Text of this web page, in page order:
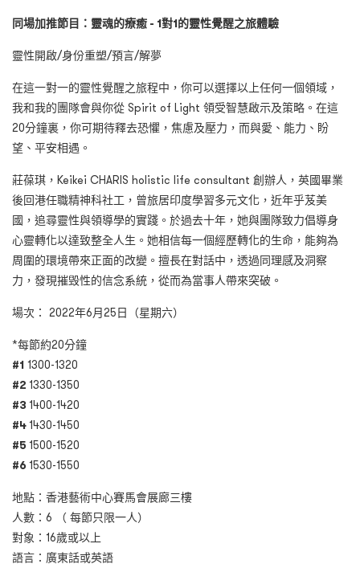
同場加推節目：靈魂的療癒 - 1對1的靈性覺醒之旅體驗
靈性開啟/身份重塑/預言/解夢
在這一對一的靈性覺醒之旅程中，你可以選擇以上任何一個領域，
我和我的團隊會與你從 Spirit of Light 領受智慧啟示及策略。在這
20分鐘裏，你可期待釋去恐懼，焦慮及壓力，而與愛、能力、盼
望、平安相遇。
莊葆琪，Keikei CHARIS holistic life consultant 創辦人，英國畢業
後回港任職精神科社工，曾旅居印度學習多元文化，近年乎芨美
國，追尋靈性與領導學的實踐。於過去十年，她與團隊致力倡導身
心靈轉化以達致整全人生。她相信每一個經歷轉化的生命，能夠為
周圍的環境帶來正面的改變。擅長在對話中，透過同理感及洞察
力，發現摧毁性的信念系統，從而為當事人帶來突破。
場次： 2022年6月25日（星期六）
*每節約20分鐘
#1 1300-1320
#2 1330-1350
#3 1400-1420
#41430-1450
#5 1500-1520
#6 1530-1550
地點：香港藝術中心賽馬會展廊三樓
人數：6 （ 每節只限一人）
對象：16歲或以上
語言：廣東話或英語